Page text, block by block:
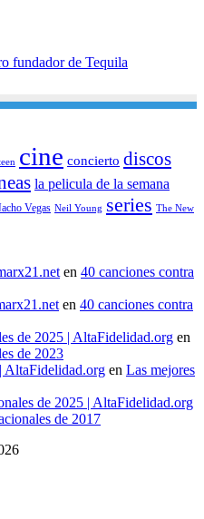
fundador de Tequila
cine concierto discos
la pelicula de la semana
Vegas Neil Young series The New
en 40 canciones contra
en 40 canciones contra
de 2025 | AltaFidelidad.org en
de 2023
AltaFidelidad.org en Las mejores
de 2025 | AltaFidelidad.org
de 2017